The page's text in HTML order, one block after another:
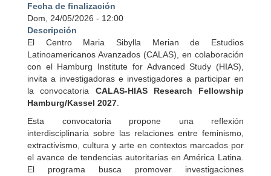
Fecha de finalización
Dom, 24/05/2026 - 12:00
Descripción
El Centro Maria Sibylla Merian de Estudios
Latinoamericanos Avanzados (CALAS), en colaboración
con el Hamburg Institute for Advanced Study (HIAS),
invita a investigadoras e investigadores a participar en
la convocatoria CALAS-HIAS Research Fellowship
Hamburg/Kassel 2027.
Esta convocatoria propone una reflexión
interdisciplinaria sobre las relaciones entre feminismo,
extractivismo, cultura y arte en contextos marcados por
el avance de tendencias autoritarias en América Latina.
El programa busca promover investigaciones